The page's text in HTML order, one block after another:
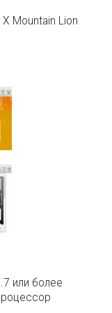
Mountain Lion
или более